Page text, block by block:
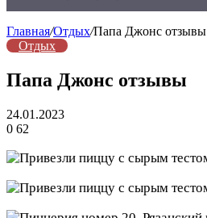
Главная/Отдых/Папа Джонс отзывы
Отдых
Папа Джонс отзывы
24.01.2023
0 62